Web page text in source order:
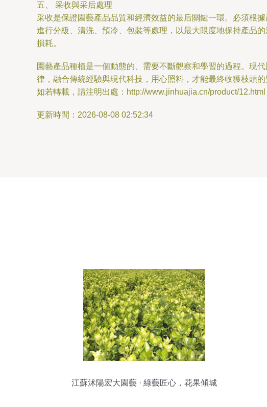
五、 采收與采后處理
采收是保證園藝產品品質和經濟效益的最后關鍵一環。必須根
進行分級、清洗、預冷、包裝等處理，以最大限度地保持產品
損耗。
園藝產品種植是一個動態的、需要不斷觀察和學習的過程。現
律，融合傳統經驗與現代科技，用心照料，才能最終收獲枝頭
如若轉載，請注明出處：http://www.jinhuajia.cn/product/12.html
更新時間：2026-08-08 02:52:34
江蘇沭陽宏大園藝 · 綠藝匠心，花果傾城